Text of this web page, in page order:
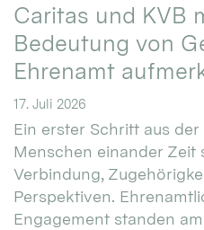
Caritas und KVB
Bedeutung von
Ehrenamt
17. Juli 2026
Ein erster Schritt aus der
Menschen einander Zeit
Verbindung,
Perspektiven.
Engagement standen